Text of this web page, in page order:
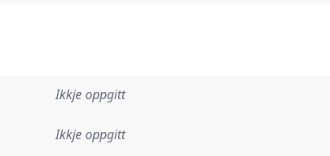
Ikkje oppgitt
Ikkje oppgitt